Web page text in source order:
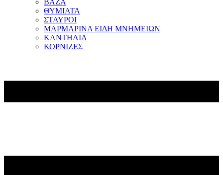
ΒΑΖΑ
ΘΥΜΙΑΤΑ
ΣΤΑΥΡΟΙ
ΜΑΡΜΑΡΙΝΑ ΕΙΔΗ ΜΝΗΜΕΙΩΝ
ΚΑΝΤΗΛΙΑ
ΚΟΡΝΙΖΕΣ